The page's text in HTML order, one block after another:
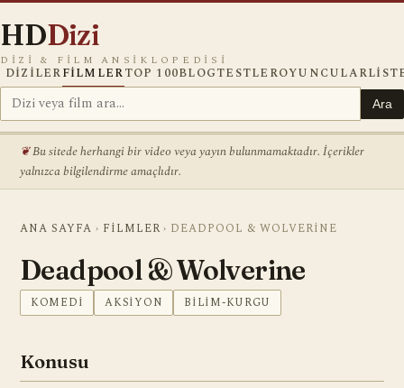
HDDizi
DIZI & FILM ANSIKLOPEDISI
DIZILERFILMLERTOP 100BLOGTESTLEROYUNCULAR
Ara
Bu sitede herhangi bir video veya yayın bulunmamaktadır. İçerikler
yalnızca bilgilendirme amaçlıdır.
ANA SAYFA › FILMLER › DEADPOOL & WOLVERINE
Deadpool & Wolverine
KOMEDI AKSIYON BILIM-KURGU
Konusu